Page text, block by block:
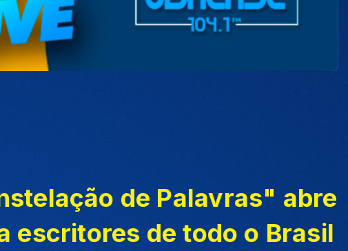
de Palavras" abre
escritores de todo o Brasil